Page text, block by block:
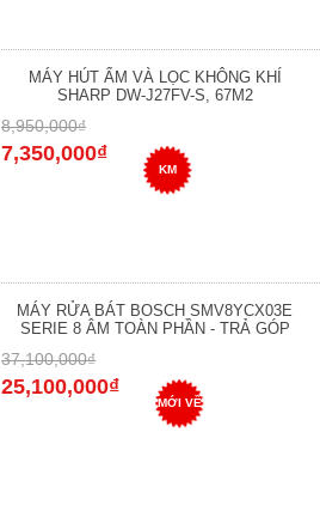
MÁY HÚT ẨM VÀ LỌC KHÔNG KHÍ
SHARP DW-J27FV-S, 67M2
8,950,000₫
7,350,000₫
KM
MÁY RỬA BÁT BOSCH SMV8YCX03E
SERIE 8 ÂM TOÀN PHẦN - TRẢ GÓP
37,100,000₫
25,100,000₫
MỚI VỀ